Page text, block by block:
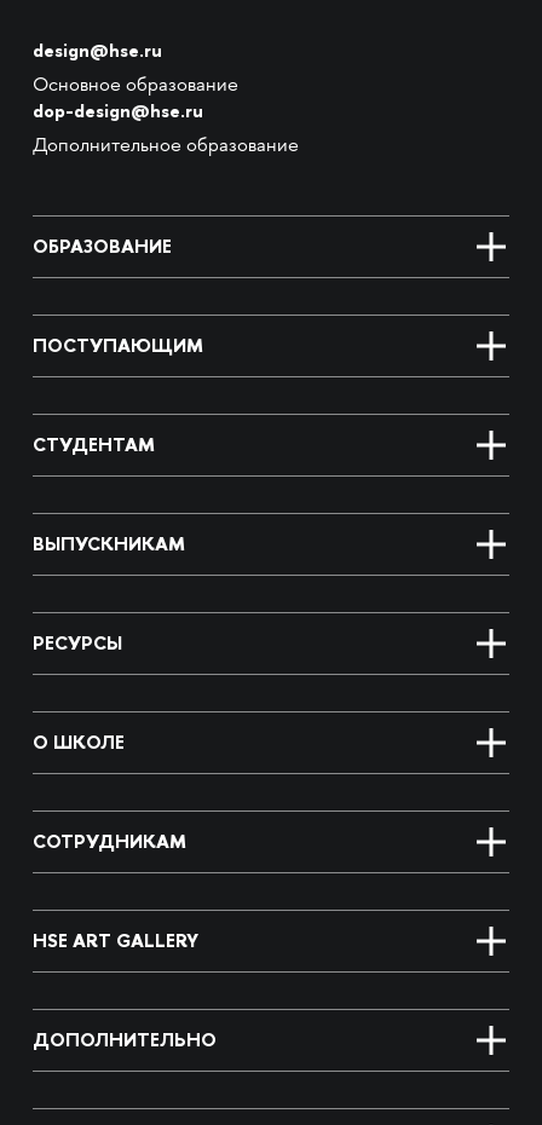
design@hse.ru
Основное образование
dop-design@hse.ru
Дополнительное образование
ОБРАЗОВАНИЕ
ПОСТУПАЮЩИМ
СТУДЕНТАМ
ВЫПУСКНИКАМ
РЕСУРСЫ
О ШКОЛЕ
СОТРУДНИКАМ
HSE ART GALLERY
ДОПОЛНИТЕЛЬНО